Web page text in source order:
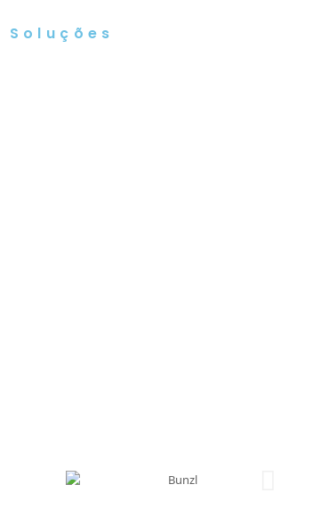
Soluções